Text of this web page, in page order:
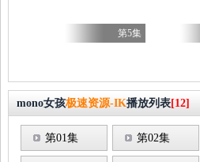
第5集
mono女孩极速资源-IK播放列表[12]
第01集 第02集